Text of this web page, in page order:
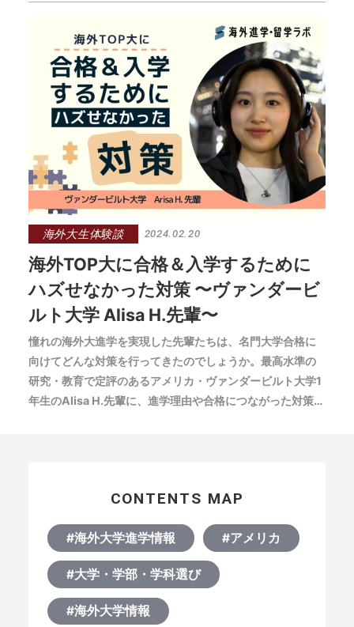
海外大生体験談 2024.02.20
海外TOP大に合格＆入学するために
ハズせなかった対策 〜ヴァンダービ
ルト大学 Alisa H.先輩〜
憧れの海外大進学を実現した先輩たちは、名門大学合格に
向けてどんな対策を行ってきたのでしょうか。最高水準の
研究・教育で定評のあるアメリカ・ヴァンダービルト大学1
年生のAlisa H.先輩に、進学理由や合格につながった対策な
CONTENTS MAP
#海外大学進学情報 #アメリカ
#大学・学部・学科選び
#海外大学情報